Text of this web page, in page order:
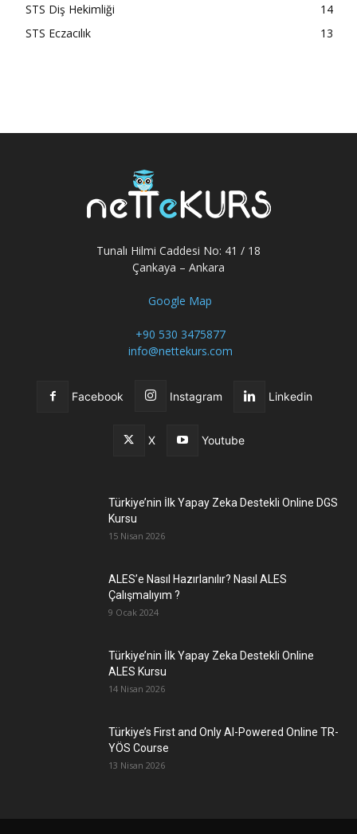
STS Diş Hekimliği
14
STS Eczacılık
13
Tunalı Hilmi Caddesi No: 41 / 18
Çankaya – Ankara
Google Map
+90 530 3475877
info@nettekurs.com
Facebook Instagram Linkedin
X Youtube
Türkiye’nin İlk Yapay Zeka Destekli Online DGS
Kursu
15 Nisan 2026
ALES’e Nasıl Hazırlanılır? Nasıl ALES
Çalışmalıyım ?
9 Ocak 2024
Türkiye’nin İlk Yapay Zeka Destekli Online
ALES Kursu
14 Nisan 2026
Türkiye’s First and Only AI-Powered Online TR-
YÖS Course
13 Nisan 2026